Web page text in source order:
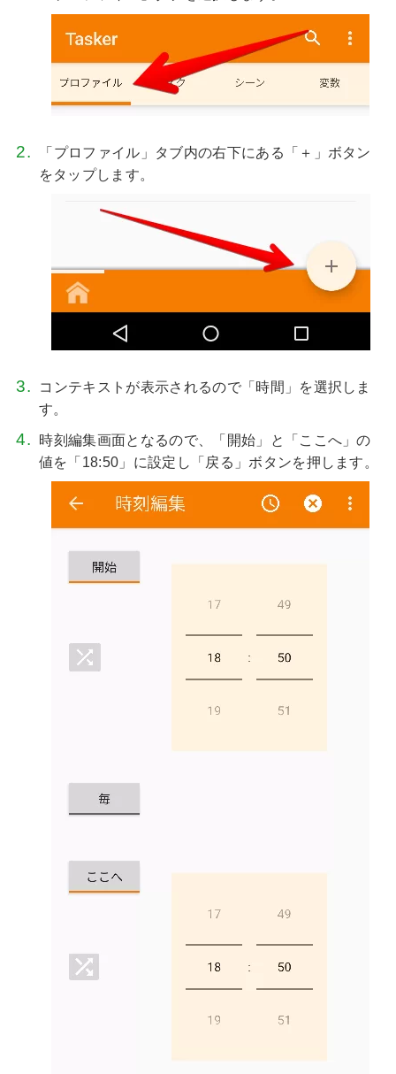
「プロファイル」タブ内の右下にある「＋」ボタン
をタップします。
コンテキストが表示されるので「時間」を選択しま
す。
時刻編集画面となるので、「開始」と「ここへ」の
値を「18:50」に設定し「戻る」ボタンを押します。